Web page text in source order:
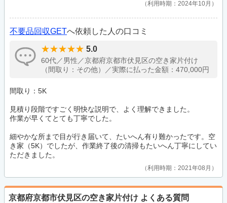
利用時期：2024年10月
不要品回収GETへ依頼した人の口コミ
5.0
60代／男性／京都府京都市伏見区の空き家片付け
（間取り：その他）／実際に払った金額：470,000円
間取り：5K
見積り段階ですごく明快な説明で、よく理解できました。
作業が早くてとても丁寧でした。
細やかな所まで目が行き届いて、たいへん有り難かったです。空
き家（5K）でしたが、作業終了後の清掃もたいへん丁寧にしてい
ただきました。
利用時期：2021年08月
京都府京都市伏見区の空き家片付け よくある質問